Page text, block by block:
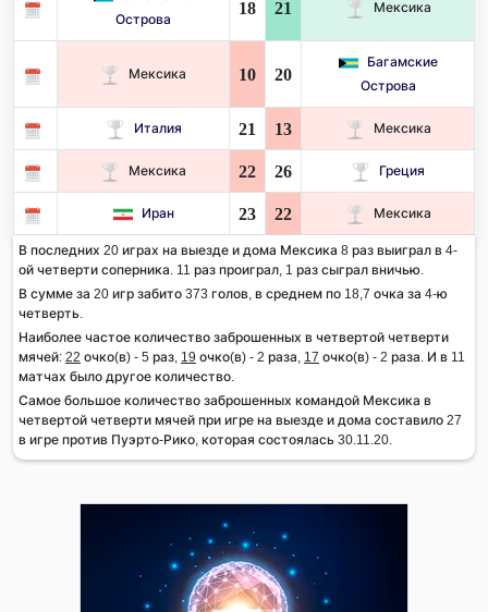
Острова
18 21 Мексика
Мексика 10 20
Багамские
Острова
Италия 21 13 Мексика
Мексика 22 26 Греция
Иран 23 22 Мексика
В последних 20 играх на выезде и дома Мексика 8 раз выиграл в 4-
ой четверти соперника. 11 раз проиграл, 1 раз сыграл вничью.
В сумме за 20 игр забито 373 голов, в среднем по 18,7 очка за 4-ю
четверть.
Наиболее частое количество заброшенных в четвертой четверти
мячей: 22 очко(в) - 5 раз, 19 очко(в) - 2 раза, 17 очко(в) - 2 раза. И в 11
матчах было другое количество.
Самое большое количество заброшенных командой Мексика в
четвертой четверти мячей при игре на выезде и дома составило 27
в игре против Пуэрто-Рико, которая состоялась 30.11.20.